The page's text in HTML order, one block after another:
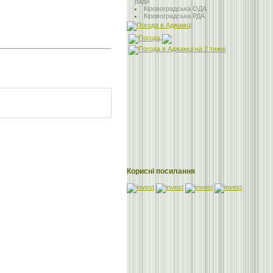
Кіровоградська ОДА
Кіровоградська РДА
Корисні посилання